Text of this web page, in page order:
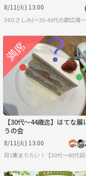
8/11(火) 13:00
343(さしみ)〜30-40代の歌広場〜
【30代〜44歳迄】はてな展
うの会
8/11(火) 13:00
月1集まりたい！【30代〜40代